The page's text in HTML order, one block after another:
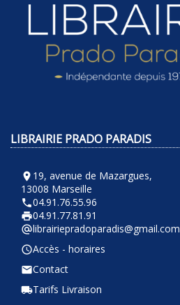
LIBRAIRIE PRADO PARADIS
room 19, avenue de Mazargues,
13008 Marseille
phone04.91.76.55.96
local_printshop04.91.77.81.91
alternate_emaillibrairiepradoparadis@gmail.com
query_builderAccès - horaires
emailContact
local_shippingTarifs Livraison